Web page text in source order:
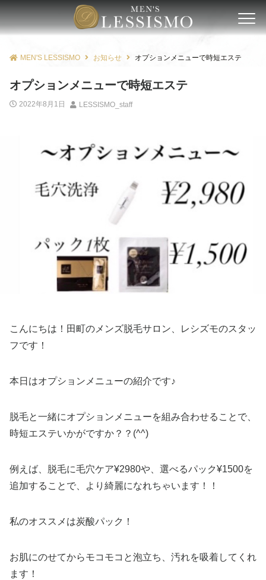
MEN'S LESSISMO お知らせ オプションメニューで時短エステ
オプションメニューで時短エステ
2022年8月1日 LESSISMO_staff
こんにちは！田町のメンズ脱毛サロン、レシズモのスタッ
フです！
本日はオプションメニューの紹介です♪
脱毛と一緒にオプションメニューを組み合わせることで、
時短エステいかがですか？？ (^^)
例えば、脱毛に毛穴ケア¥2980や、選べるパック¥1500を
追加することで、より綺麗になれちゃいます！！
私のオススメは炭酸パック！
お肌にのせてからモコモコと泡立ち、汚れを吸着してくれ
ます！